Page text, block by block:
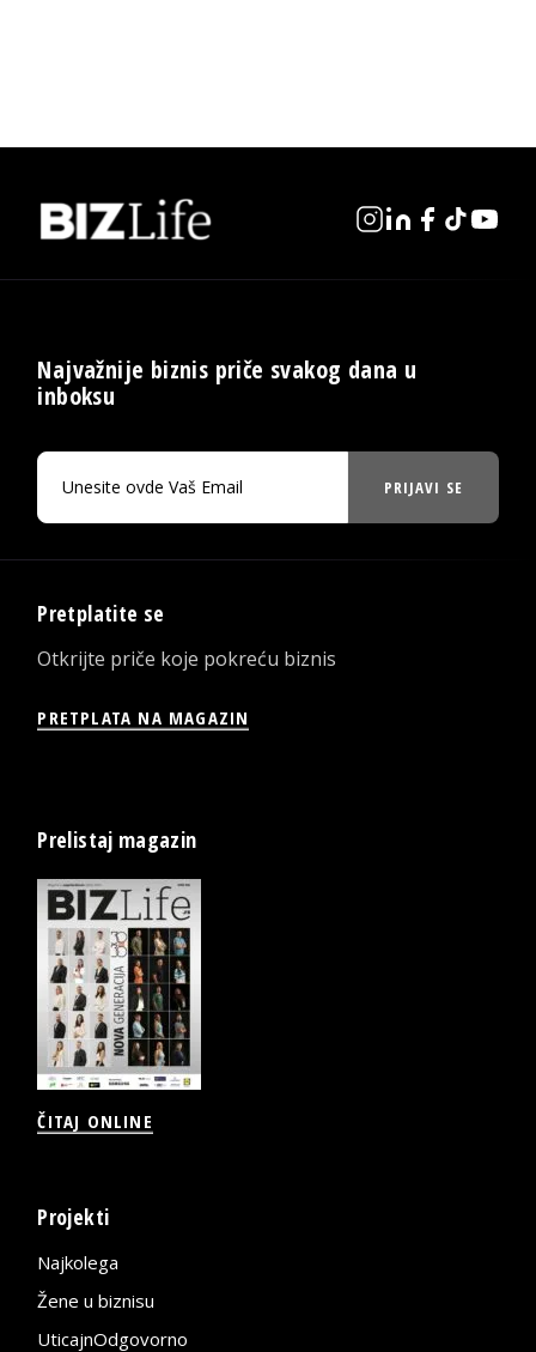
Najvažnije biznis priče svakog dana u
inboksu
PRIJAVI SE
Pretplatite se
Otkrijte priče koje pokreću biznis
PRETPLATA NA MAGAZIN
Prelistaj magazin
ČITAJ ONLINE
Projekti
Najkolega
Žene u biznisu
UticajnOdgovorno